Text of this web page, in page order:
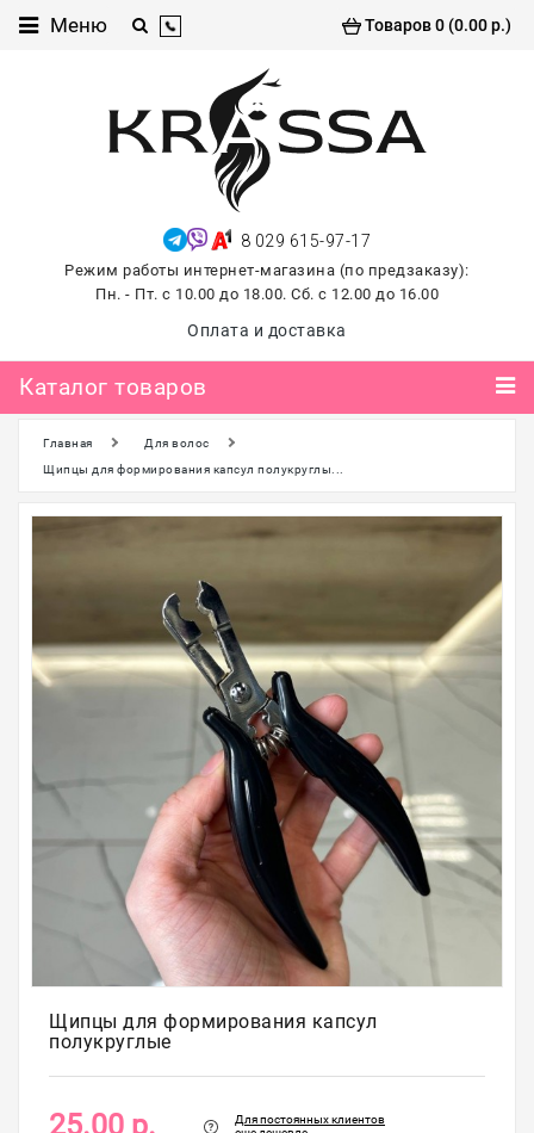
Меню Товаров 0 (0.00 р.)
8 029 615-97-17
Режим работы интернет-магазина (по предзаказу):
Пн. - Пт. с 10.00 до 18.00. Сб. с 12.00 до 16.00
Оплата и доставка
Каталог товаров
Каталог
и
педикюра
Для
наращивания и
ресниц
Для
волос
Электрооборудование
Парафинотерапия
Подарочные
Подарочная
упаковка
Распродажа
Главная
Для волос
Щипцы для формирования капсул полукруглы...
Щипцы для формирования капсул
полукруглые
25.00 р.
Для постоянных клиентов